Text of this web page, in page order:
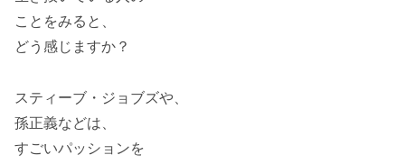
ことをみると、
どう感じますか？
スティーブ・ジョブズや、
孫正義などは、
すごいパッションを